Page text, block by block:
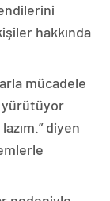
hakkında
mücadele
yürütüyor
diyen